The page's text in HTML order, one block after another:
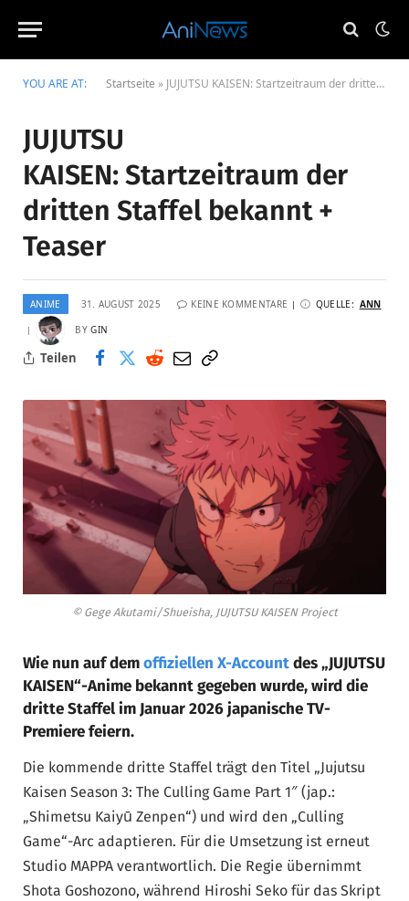
YOU ARE AT: Startseite » JUJUTSU KAISEN: Startzeitraum der dritten Staffel bekannt + Teaser
JUJUTSU
KAISEN: Startzeitraum der
dritten Staffel bekannt +
Teaser
ANIME 31. AUGUST 2025 KEINE KOMMENTARE QUELLE: ANN
BY GIN
Teilen
© Gege Akutami/Shueisha, JUJUTSU KAISEN Project
Wie nun auf demoffiziellen X-Accountdes „JUJUTSU
KAISEN“-Anime bekannt gegeben wurde, wird die
dritte Staffel im Januar 2026 japanische TV-
Premiere feiern.
Die kommende dritte Staffel trägt den Titel „Jujutsu
Kaisen Season 3: The Culling Game Part 1″ (jap.:
„Shimetsu Kaiyū Zenpen“) und wird den „Culling
Game“-Arc adaptieren. Für die Umsetzung ist erneut
Studio MAPPA verantwortlich. Die Regie übernimmt
Shota Goshozono, während Hiroshi Seko für das Skript